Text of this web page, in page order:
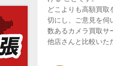
どこよりも高額買取
切にし、ご意見を伺
数あるカメラ買取サ
他店さんと比較いた